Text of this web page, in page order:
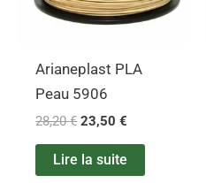
Arianeplast PLA
Peau 5906
28,20€ 23,50€
Lire la suite